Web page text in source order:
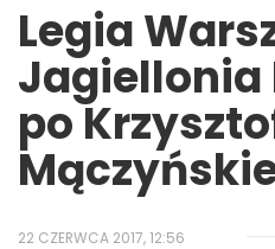
Legia
Jagiellonia
po
22 CZERWCA 2017, 12:56